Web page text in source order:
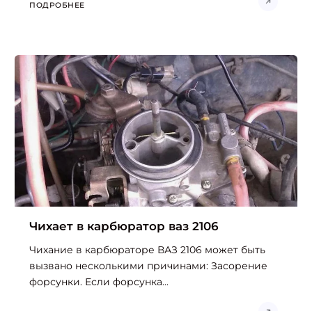
ПОДРОБНЕЕ
Чихает в карбюратор ваз 2106
Чихание в карбюраторе ВАЗ 2106 может быть
вызвано несколькими причинами: Засорение
форсунки. Если форсунка...